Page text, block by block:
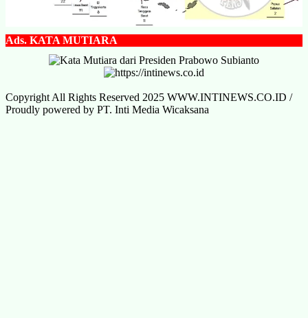
Ads. KATA MUTIARA
Copyright All Rights Reserved 2025 WWW.INTINEWS.CO.ID /
Proudly powered by PT. Inti Media Wicaksana